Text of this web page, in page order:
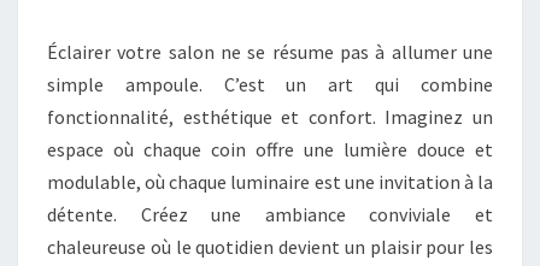
CHALEUREUSE
DANS
LE
SALON
?
Éclairer votre salon ne se résume pas à allumer une
simple ampoule. C’est un art qui combine
fonctionnalité, esthétique et confort. Imaginez un
espace où chaque coin offre une lumière douce et
modulable, où chaque luminaire est une invitation à la
détente. Créez une ambiance conviviale et
chaleureuse où le quotidien devient un plaisir pour les